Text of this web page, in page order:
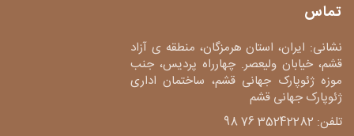
تماس
نشانی: ایران، استان هرمزگان، منطقه ی آزاد
قشم، خیابان ولیعصر. چهارراه پردیس، جنب
موزه ژئوپارک جهانی قشم، ساختمان اداری
ژئوپارک جهانی قشم
تلفن: 35242282 76 98